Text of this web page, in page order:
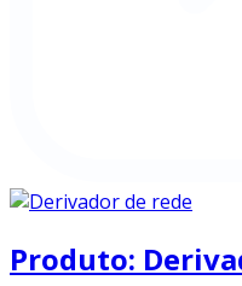
Produto: